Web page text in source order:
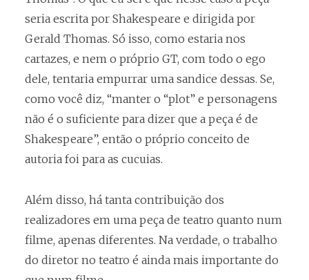
seria escrita por Shakespeare e dirigida por
Gerald Thomas. Só isso, como estaria nos
cartazes, e nem o próprio GT, com todo o ego
dele, tentaria empurrar uma sandice dessas. Se,
como você diz, “manter o “plot” e personagens
não é o suficiente para dizer que a peça é de
Shakespeare”, então o próprio conceito de
autoria foi para as cucuias.
Além disso, há tanta contribuição dos
realizadores em uma peça de teatro quanto num
filme, apenas diferentes. Na verdade, o trabalho
do diretor no teatro é ainda mais importante do